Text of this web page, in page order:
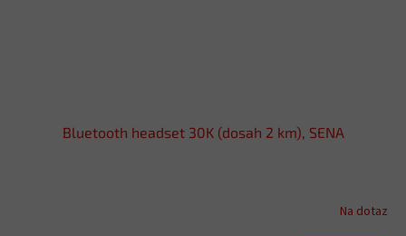
Bluetooth headset 30K (dosah 2 km), SENA
Na dotaz